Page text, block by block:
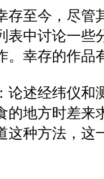
存至今，尽管
表中讨论一些
。幸存的作品
论述经纬仪
的地方时差来
这种方法，这